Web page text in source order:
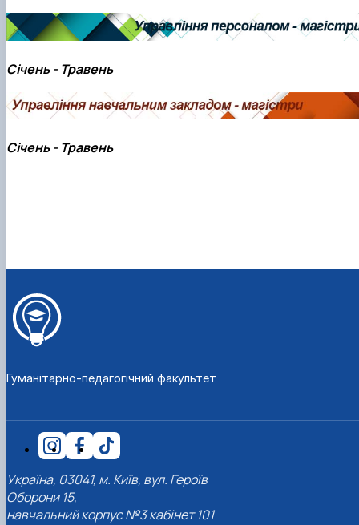
Січень - Травень
Січень - Травень
Гуманітарно-педагогічний факультет
Україна, 03041, м. Київ, вул. Героїв
Оборони 15,
навчальний корпус №3 кабінет 101